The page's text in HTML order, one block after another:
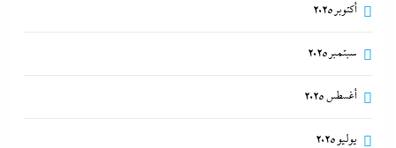
أكتوبر 2025
سبتمبر 2025
أغسطس 2025
يوليو 2025